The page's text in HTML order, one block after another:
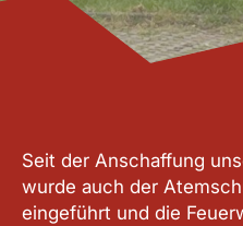
Seit der Anschaffung
wurde auch der
eingeführt und die